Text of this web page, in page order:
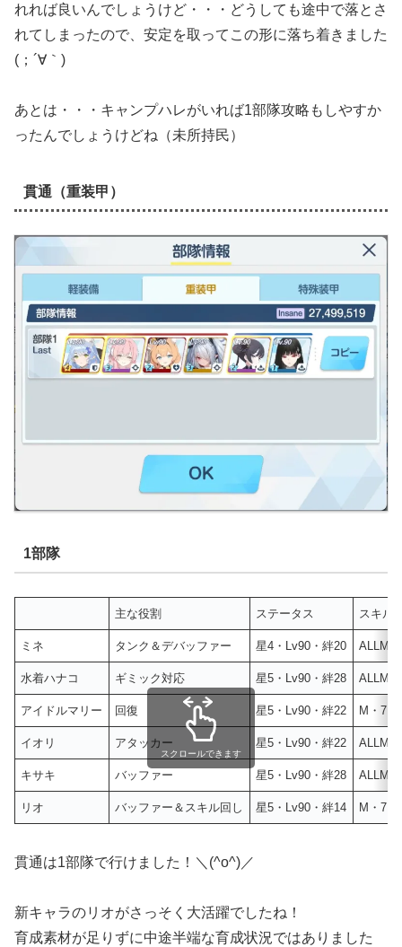
れれば良いんでしょうけど・・・どうしても途中で落とさ
れてしまったので、安定を取ってこの形に落ち着きました
(；´∀｀)
あとは・・・キャンプハレがいれば1部隊攻略もしやすか
ったんでしょうけどね（未所持民）
貫通（重装甲）
1部隊
主な役割 ステータス スキル
ミネ タンク＆デバッファー 星4・Lv90・絆20 ALLM
水着ハナコ ギミック対応 星5・Lv90・絆28 ALLM
アイドルマリー 回復 星5・Lv90・絆22 M・7・
イオリ アタッカー 星5・Lv90・絆22 ALLM
キサキ バッファー 星5・Lv90・絆28 ALLM
リオ バッファー＆スキル回し 星5・Lv90・絆14 M・7・
スクロールできます
貫通は1部隊で行けました！＼(^o^)／
新キャラのリオがさっそく大活躍でしたね！
育成素材が足りずに中途半端な育成状況ではありました